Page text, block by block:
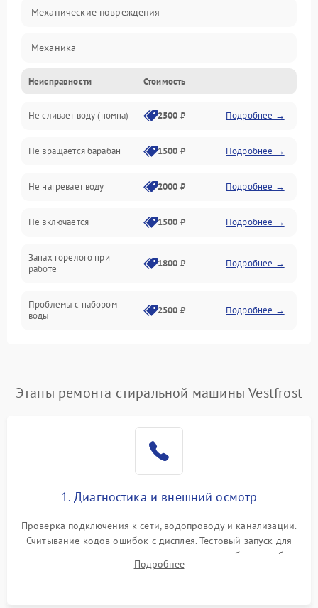
Механические повреждения
Механика
Электропитание
Водоснабжение
Слив
Программное обеспечение
Неисправности Стоимость
Не сливает воду (помпа) 2500 ₽ Подробнее →
Не вращается барабан 1500 ₽ Подробнее →
Не нагревает воду 2000 ₽ Подробнее →
Не включается 1500 ₽ Подробнее →
Запах горелого при
работе
1800 ₽ Подробнее →
Проблемы с набором
воды
2500 ₽ Подробнее →
2200 ₽ Подробнее →
Этапы ремонта стиральной машины Vestfrost
1. Диагностика и внешний осмотр
Проверка подключения к сети, водопроводу и канализации.
Считывание кодов ошибок с дисплея. Тестовый запуск для
выявления посторонних шумов, протечек или сбоев в работе
электронного модуля управления.
Подробнее